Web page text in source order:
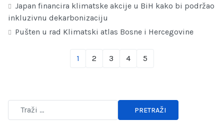
Japan financira klimatske akcije u BiH kako bi podržao
inkluzivnu dekarbonizaciju
Pušten u rad Klimatski atlas Bosne i Hercegovine
1 2 3 4 5
PRETRAŽI